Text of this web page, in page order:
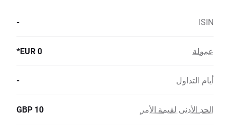
ISIN
-
عمولة 0 EUR*
أيام التداول -
الحد الأدنى لقيمة الأمر 10 GBP